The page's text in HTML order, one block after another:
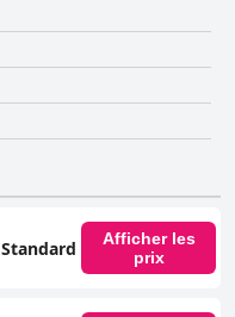
Afficher les
prix